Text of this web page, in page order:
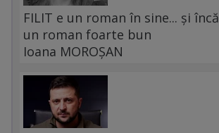
FILIT e un roman în sine... și încă
un roman foarte bun
Ioana MOROȘAN